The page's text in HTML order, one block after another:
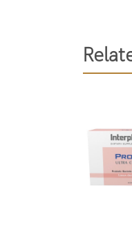
-
-
เทใส่ปาก
ประทาน